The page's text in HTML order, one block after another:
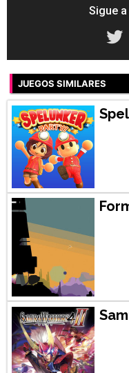
Sigue
JUEGOS SIMILARES